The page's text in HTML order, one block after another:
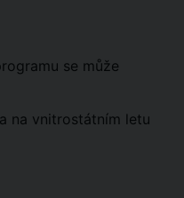
se může
na vnitrostátním letu